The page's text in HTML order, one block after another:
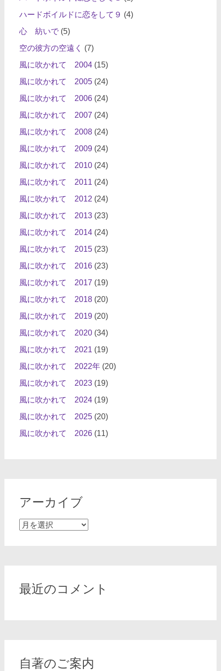
ハードボイルドに恋をして９ (4)
心 紡いで(5)
空の彼方の空遠く
(7)
風に吹かれて 2004(15)
風に吹かれて 2005(24)
風に吹かれて 2006(24)
風に吹かれて 2007 (24)
風に吹かれて 2008(24)
風に吹かれて 2009(24)
風に吹かれて 2010(24)
風に吹かれて 2011 (24)
風に吹かれて 2012 (24)
風に吹かれて 2013(23)
風に吹かれて 2014(24)
風に吹かれて 2015(23)
風に吹かれて 2016(23)
風に吹かれて 2017 (19)
風に吹かれて 2018(20)
風に吹かれて 2019(20)
風に吹かれて 2020(34)
風に吹かれて 2021 (19)
風に吹かれて 2022年(20)
風に吹かれて 2023(19)
風に吹かれて 2024(19)
風に吹かれて 2025(20)
風に吹かれて 2026(11)
アーカイブ
ア
最近のコメント
自著のご案内